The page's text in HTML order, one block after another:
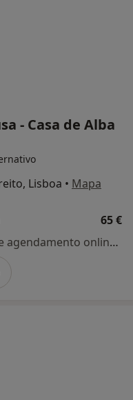
- Casa de Alba
Lisboa • Mapa
65 €
Esse especialista não oferece agendamento online para esse endereço.